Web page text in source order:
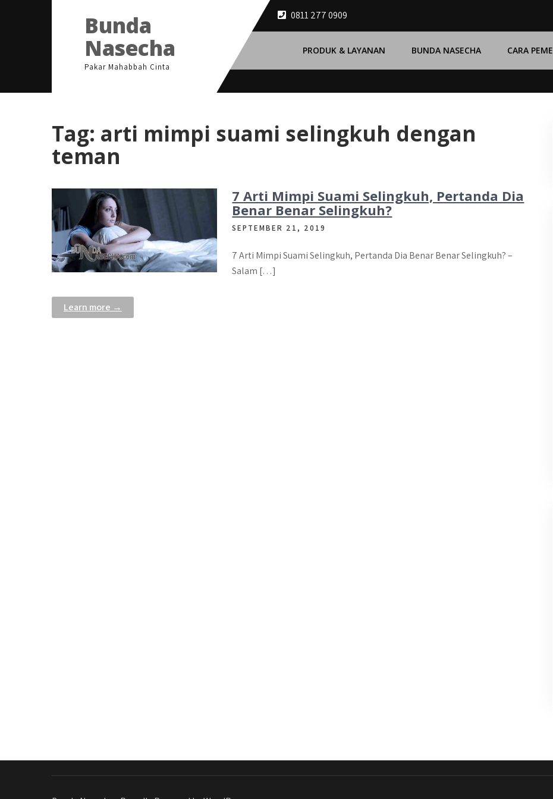
0811 277 0909
Bunda
Nasecha
Pakar Mahabbah Cinta
PRODUK & LAYANAN BUNDA NASECHA CARA
Tag: arti mimpi suami selingkuh dengan
teman
7 Arti Mimpi Suami Selingkuh, Pertanda Dia
Benar Benar Selingkuh?
SEPTEMBER 21, 2019
7 Arti Mimpi Suami Selingkuh, Pertanda Dia Benar Benar Selingkuh? –
Salam […]
Learn more →